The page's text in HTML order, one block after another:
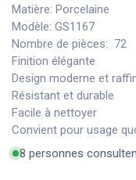
Matière: Porcelaine
Modèle: GS1167
Nombre de pièces: 72
Finition élégante
Design moderne et
Résistant et durable
Facile à nettoyer
Convient pour usage
8 personnes